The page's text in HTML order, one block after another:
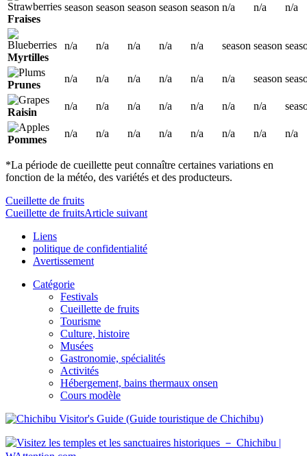
Fraises
season season season season season n/a n/a n/a
Myrtilles
n/a n/a n/a n/a n/a season season
Prunes
n/a n/a n/a n/a n/a n/a season
Raisin
n/a n/a n/a n/a n/a n/a n/a
Pommes
n/a n/a n/a n/a n/a n/a n/a n/a
*La période de cueillette peut connaître certaines variations en
fonction de la météo, des variétés et des producteurs.
Cueillette de fruits
Cueillette de fruitsArticle suivant
Liens
politique de confidentialité
Avertissement
Catégorie
Festivals
Cueillette de fruits
Tourisme
Culture, histoire
Musées
Gastronomie, spécialités
Activités
Hébergement, bains thermaux onsen
Cours modèle